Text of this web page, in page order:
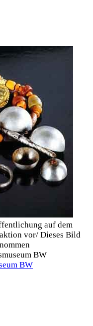
auf dem
vor/ Dieses Bild
BW
BW